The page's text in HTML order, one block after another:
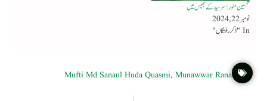
تحسین منور : سرسید کے بھیس میں
نومبر 22, 2024
In "ذکر رفتگاں"
Mufti Md Sanaul Huda Quasmi,Munawwar Rana